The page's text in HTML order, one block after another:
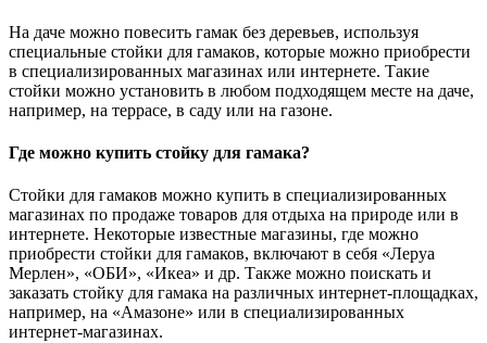
На даче можно повесить гамак без деревьев, используя
специальные стойки для гамаков, которые можно приобрести
в специализированных магазинах или интернете. Такие
стойки можно установить в любом подходящем месте на даче,
например, на террасе, в саду или на газоне.
Где можно купить стойку для гамака?
Стойки для гамаков можно купить в специализированных
магазинах по продаже товаров для отдыха на природе или в
интернете. Некоторые известные магазины, где можно
приобрести стойки для гамаков, включают в себя «Леруа
Мерлен», «ОБИ», «Икеа» и др. Также можно поискать и
заказать стойку для гамака на различных интернет-площадках,
например, на «Амазоне» или в специализированных
интернет-магазинах.